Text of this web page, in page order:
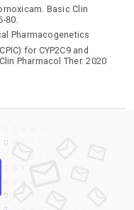
Basic Clin
80.
Pharmacogenetics
for CYP2C9 and
Pharmacol Ther. 2020